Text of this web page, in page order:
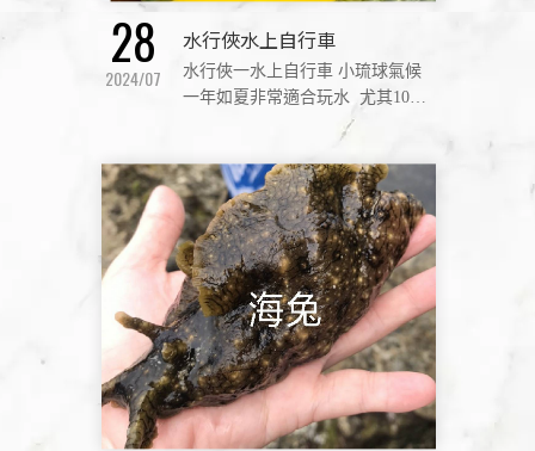
28
2024/07
水行俠水上自行車
水行俠一水上自行車 小琉球氣候
一年如夏非常適合玩水 尤其10月
至4月更是海水清澈又不會太冷冬
不受東北季風影響一年四季都能
玩水。 如果怕水的或者不想沾溼
水，自